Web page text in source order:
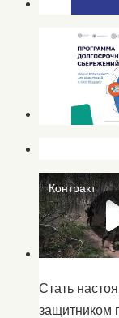
Стать
защитником